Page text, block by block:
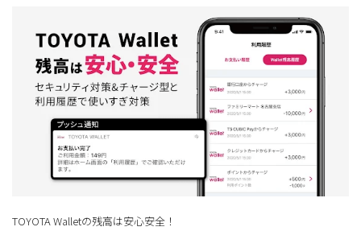
TOYOTA Walletの残高は安心安全！